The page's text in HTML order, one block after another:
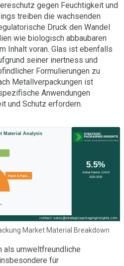
gegen Feuchtigkeit und
treiben die wachsenden
Druck den Wandel
wie biologisch abbaubaren
Inhalt voran. Glas ist ebenfalls
seiner inertness und
Formulierungen zu
Metallverpackungen ist
Anwendungen
und Schutz erfordern.
Market Material Breakdown
als umweltfreundliche
für